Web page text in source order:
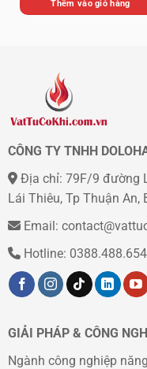
1.000 ₫.
là:
50 ₫.
Thêm vào giỏ hàng
CÔNG TY TNHH
Địa chỉ: 79F/9 đường
Lái Thiêu, Tp Thuận An,
Email:
Hotline: 0388.488.654
GIẢI PHÁP & CÔNG
Ngành công nghiệp